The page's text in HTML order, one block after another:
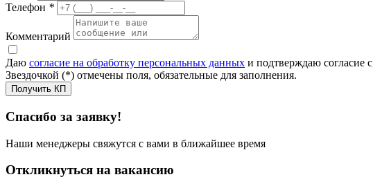
Телефон *
Комментарий
Даю согласие на обработку персональных данных и подтверждаю согласие с
Звездочкой (*) отмечены поля, обязательные для заполнения.
Получить КП
Спасибо за заявку!
Наши менеджеры свяжутся с вами в ближайшее время
Откликнуться на вакансию